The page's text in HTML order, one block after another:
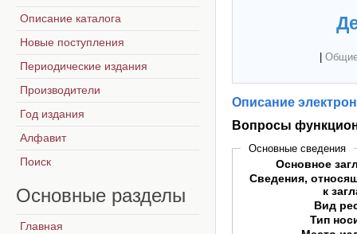
Описание
Вопросы
Основные сведения
Основное
Сведения,
к
Вид
Тип
Описание каталога
Новые поступления
Периодические издания
Производители
Год издания
Алфавит
Поиск
Основные разделы
Главная